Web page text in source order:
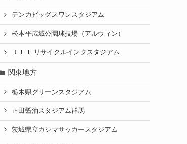
デンカビッグスワンスタジアム
松本平広域公園球技場（アルウィン）
ＪＩＴ リサイクルインクスタジアム
関東地方
栃木県グリーンスタジアム
正田醤油スタジアム群馬
茨城県立カシマサッカースタジアム